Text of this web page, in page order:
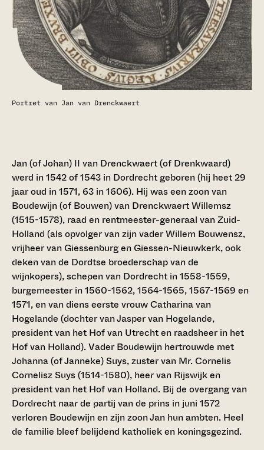
Portret van Jan van Drenckwaert
Jan (of Johan) II van Drenckwaert (of Drenkwaard)
werd in 1542 of 1543 in Dordrecht geboren (hij heet 29
jaar oud in 1571, 63 in 1606). Hij was een zoon van
Boudewijn (of Bouwen) van Drenckwaert Willemsz
(1515-1578), raad en rentmeester-generaal van Zuid-
Holland (als opvolger van zijn vader Willem Bouwensz,
vrijheer van Giessenburg en Giessen-Nieuwkerk, ook
deken van de Dordtse broederschap van de
wijnkopers), schepen van Dordrecht in 1558-1559,
burgemeester in 1560-1562, 1564-1565, 1567-1569 en
1571, en van diens eerste vrouw Catharina van
Hogelande (dochter van Jasper van Hogelande,
president van het Hof van Utrecht en raadsheer in het
Hof van Holland). Vader Boudewijn hertrouwde met
Johanna (of Janneke) Suys, zuster van Mr. Cornelis
Cornelisz Suys (1514-1580), heer van Rijswijk en
president van het Hof van Holland. Bij de overgang van
Dordrecht naar de partij van de prins in juni 1572
verloren Boudewijn en zijn zoon Jan hun ambten. Heel
de familie bleef belijdend katholiek en koningsgezind.